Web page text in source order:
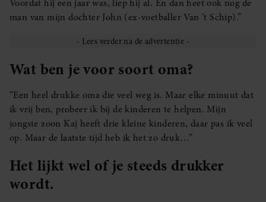
Voordat hij een jaar was, liep hij al. En dan heet ook nog de
man van mijn dochter John (ex-voetballer Van ’t Schip).”
Wat ben je voor soort oma?
“Een heel drukke oma die veel weg is. Maar elke minuut dat
ik vrij ben, probeer ik bij de kinderen te helpen. Mijn
jongste zoon Kaj heeft drie kleine kinderen, daar pas ik veel
op. Maar de laatste tijd heb ik het zo druk…”
Het lijkt wel of je steeds drukker
wordt.